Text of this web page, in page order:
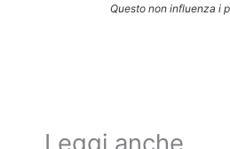
Questo non influenza i